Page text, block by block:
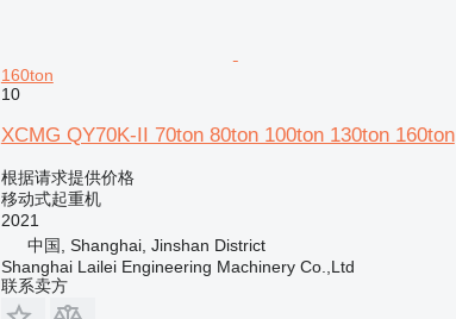
160ton
10
XCMG QY70K-II 70ton 80ton 100ton 130ton 160ton
根据请求提供价格
移动式起重机
2021
中国, Shanghai, Jinshan District
Shanghai Lailei Engineering Machinery Co.,Ltd
联系卖方